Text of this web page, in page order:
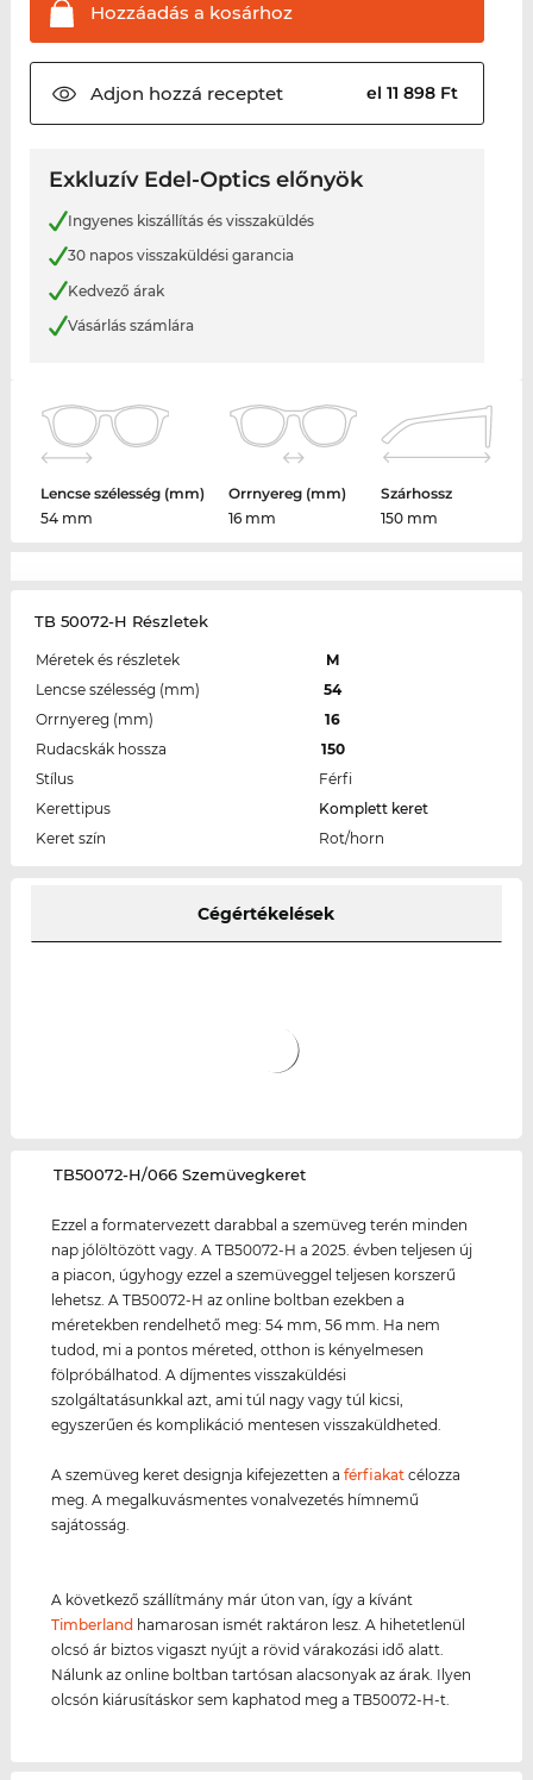
Hozzáadás a kosárhoz
Adjon hozzá receptet el 11 898 Ft
Exkluzív Edel-Optics előnyök
Ingyenes kiszállítás és visszaküldés
30 napos visszaküldési garancia
Kedvező árak
Vásárlás számlára
Lencse szélesség (mm)
54 mm
Orrnyereg (mm)
16 mm
Szárhossz
150 mm
TB 50072-H Részletek
Méretek és részletek
M
Lencse szélesség (mm)
54
Orrnyereg (mm)
16
Rudacskák hossza
150
Stílus
Férfi
Kerettipus
Komplett keret
Keret szín
Rot/horn
Cégértékelések
‌TB50072-H/066 Szemüvegkeret
Ezzel a formatervezett darabbal a szemüveg terén minden
nap jólöltözött vagy. A TB50072-H a 2025. évben teljesen új
a piacon, úgyhogy ezzel a szemüveggel teljesen korszerű
lehetsz. A TB50072-H az online boltban ezekben a
méretekben rendelhető meg: 54 mm, 56 mm. Ha nem
tudod, mi a pontos méreted, otthon is kényelmesen
fölpróbálhatod. A díjmentes visszaküldési
szolgáltatásunkkal azt, ami túl nagy vagy túl kicsi,
egyszerűen és komplikáció mentesen visszaküldheted.
A szemüveg keret designja kifejezetten aférfiakat célozza
meg. A megalkuvásmentes vonalvezetés hímnemű
sajátosság.
A következő szállítmány már úton van, így a kívánt
Timberland hamarosan ismét raktáron lesz. A hihetetlenül
olcsó ár biztos vigaszt nyújt a rövid várakozási idő alatt.
Nálunk az online boltban tartósan alacsonyak az árak. Ilyen
olcsón kiárusításkor sem kaphatod meg a TB50072-H-t.